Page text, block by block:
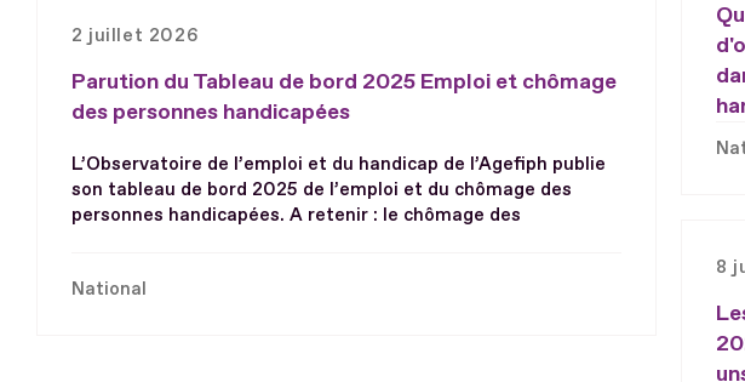
2 juillet 2026
Parution du Tableau de bord 2025 Emploi et chômage
des personnes handicapées
L’Observatoire de l’emploi et du handicap de l’Agefiph publie
son tableau de bord 2025 de l’emploi et du chômage des
personnes handicapées. A retenir : le chômage des
National
8